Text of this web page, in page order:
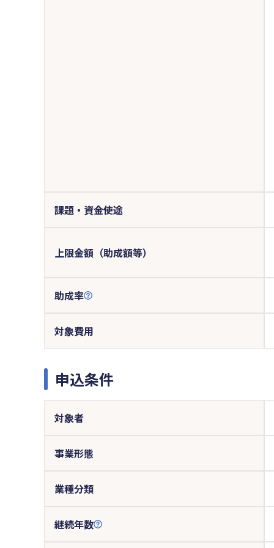
課題・資金使途
上限金額（助成額等）
助成率
対象費用
申込条件
対象者
事業形態
業種分類
継続年数